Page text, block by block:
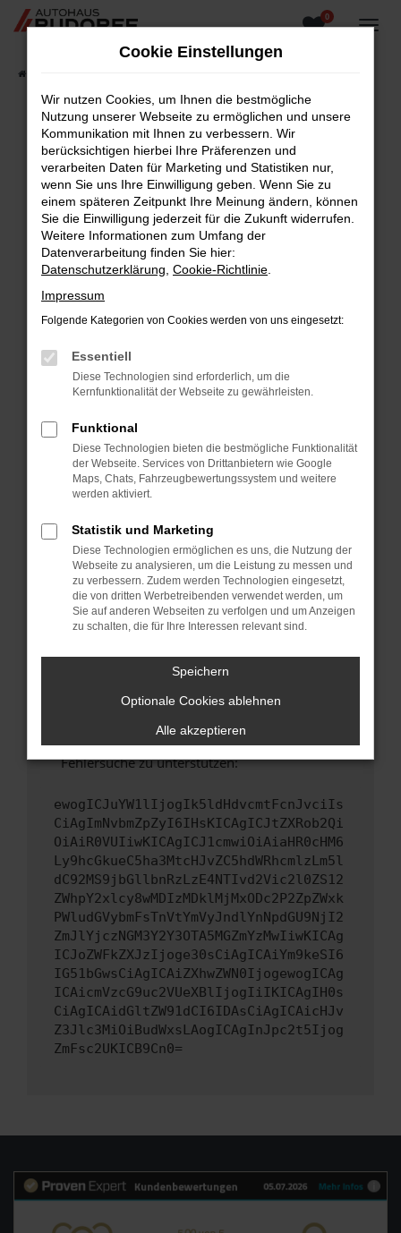
Zum
0
Fehler: Network Error
Beim Laden ist ein Fehler aufgetreten.
Hier sind ein paar Tipps, die dir helfen können:
Überprüfe deine Firewall und deine
Internetverbindung.
Laden andere Webseiten, zum Beispiel deine
Suchmaschine?
Prüfe deine Browsererweiterungen.
Manche Erweiterungen, wie Werbeblocker,
können das Laden bestimmter Seiten
verhindern. Funktioniert die Seite in einem
Fenster?
Starte dein Gerät neu.
Das kann manchmal helfen, vorübergehende
Probleme zu beheben.
Betriebssystem auf dem neuesten Stand
sind.
Veraltete Software birgt nicht nur ein
Sicherheitsrisiko, sondern kann auch dazu
führen, dass bestimmte Funktionen nicht mehr
unterstützt werden.
Wende dich an den Webseitenbetreiber.
Wenn du alle oben genannten Schritte versucht
hast, kontaktiere uns bitte. Wir werden
versuchen, das Problem zu beheben. Du kannst
uns diesen Text schicken, um uns bei der
Fehlersuche zu unterstützen:
ewogICJuYW1lIjogIk5ldHdvcmtFcnJvciIs
CiAgImNvbmZpZyI6IHsKICAgICJtZXRob2Qi
OiAiR0VUIiwKICAgICJ1cmwiOiAiaHR0cHM6
Ly9hcGkueC5ha3MtcHJvZC5hdWRhcmlzLm5l
dC92MS9jbGllbnRzLzE4NTIvd2Vic2l0ZS12
ZWhpY2xlcy8wMDIzMDklMjMxODc2P2ZpZWxk
PWludGVybmFsTnVtYmVyJndlYnNpdGU9NjI2
ZmJlYjczNGM3Y2Y3OTA5MGZmYzMwIiwKICAg
ICJoZWFkZXJzIjoge30sCiAgICAiYm9keSI6
IG51bGwsCiAgICAiZXhwZWN0IjogewogICAg
ICAicmVzcG9uc2VUeXBlIjogIiIKICAgIH0s
CiAgICAidGltZW91dCI6IDAsCiAgICAicHJv
Z3Jlc3MiOiBudWxsLAogICAgInJpc2t5Ijog
ZmFsc2UKICB9Cn0=
Cookie Einstellungen
Wir nutzen Cookies, um Ihnen die bestmögliche
Nutzung unserer Webseite zu ermöglichen und unsere
Kommunikation mit Ihnen zu verbessern. Wir
berücksichtigen hierbei Ihre Präferenzen und
verarbeiten Daten für Marketing und Statistiken nur,
wenn Sie uns Ihre Einwilligung geben. Wenn Sie zu
einem späteren Zeitpunkt Ihre Meinung ändern, können
Sie die Einwilligung jederzeit für die Zukunft widerrufen.
Weitere Informationen zum Umfang der
Datenverarbeitung finden Sie hier:
Datenschutzerklärung Cookie-Richtlinie
Impressum
Folgende Kategorien von Cookies werden von uns eingesetzt:
Essentiell
Diese Technologien sind erforderlich, um die
Kernfunktionalität der Webseite zu gewährleisten.
Funktional
Diese Technologien bieten die bestmögliche Funktionalität
der Webseite. Services von Drittanbietern wie Google
Maps, Chats, Fahrzeugbewertungssystem und weitere
werden aktiviert.
Statistik und Marketing
Diese Technologien ermöglichen es uns, die Nutzung der
Webseite zu analysieren, um die Leistung zu messen und
zu verbessern. Zudem werden Technologien eingesetzt,
die von dritten Werbetreibenden verwendet werden, um
Sie auf anderen Webseiten zu verfolgen und um Anzeigen
zu schalten, die für Ihre Interessen relevant sind.
Speichern
Optionale Cookies ablehnen
Alle akzeptieren